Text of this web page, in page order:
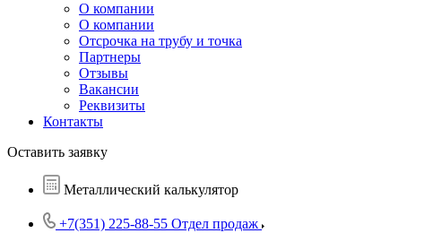
О компании
О компании
Отсрочка на трубу и точка
Партнеры
Отзывы
Вакансии
Реквизиты
Контакты
Оставить заявку
Металлический калькулятор
+7(351) 225-88-55 Отдел продаж